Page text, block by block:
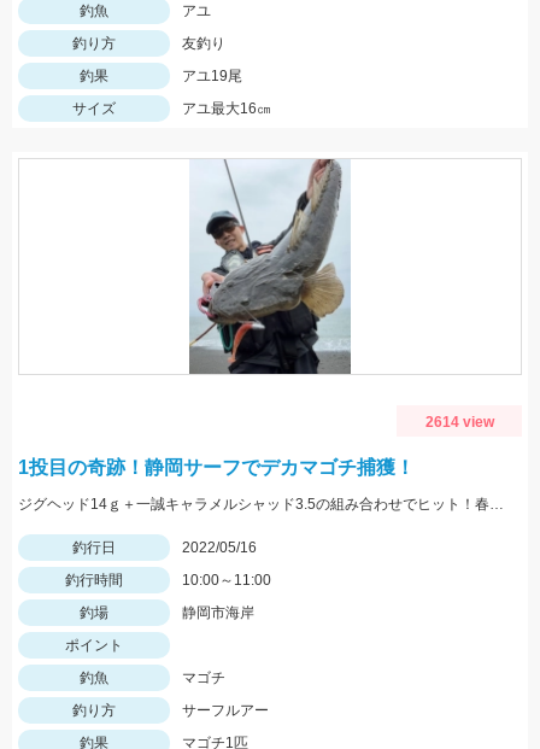
釣魚
アユ
釣り方
友釣り
釣果
アユ19尾
サイズ
アユ最大16㎝
2614 view
1投目の奇跡！静岡サーフでデカマゴチ捕獲！
ジグヘッド14ｇ＋一誠キャラメルシャッド3.5の組み合わせでヒット！春の駿河湾サーフはマゴチ、ヒラメ、マダイ、青物など魚種が超豊富！
釣行日
2022/05/16
釣行時間
10:00～11:00
釣場
静岡市海岸
ポイント
釣魚
マゴチ
釣り方
サーフルアー
釣果
マゴチ1匹